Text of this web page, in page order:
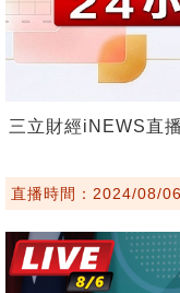
三立財經iNEWS直播
直播時間：2024/08/